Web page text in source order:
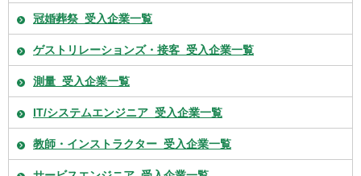
冠婚葬祭_受入企業一覧
ゲストリレーションズ・接客_受入企業一覧
測量_受入企業一覧
IT/システムエンジニア_受入企業一覧
教師・インストラクター_受入企業一覧